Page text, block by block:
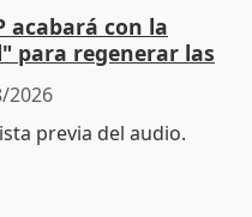
acabará con la
para regenerar las
2026